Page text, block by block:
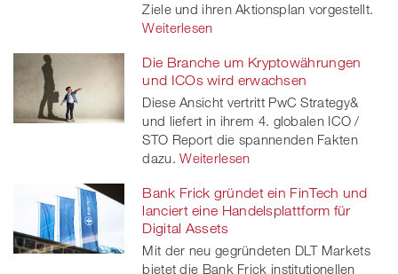
Ziele und ihren Aktionsplan vorgestellt.
Weiterlesen
Die Branche um Kryptowährungen
und ICOs wird erwachsen
Diese Ansicht vertritt PwC Strategy&
und liefert in ihrem 4. globalen ICO /
STO Report die spannenden Fakten
dazu. Weiterlesen
Bank Frick gründet ein FinTech und
lanciert eine Handelsplattform für
Digital Assets
Mit der neu gegründeten DLT Markets
bietet die Bank Frick institutionellen